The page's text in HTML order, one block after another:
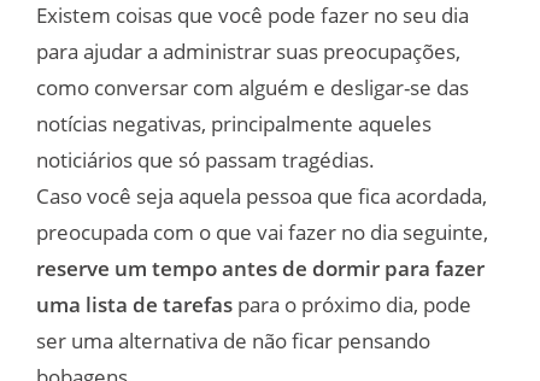
Existem coisas que você pode fazer no seu dia
para ajudar a administrar suas preocupações,
como conversar com alguém e desligar-se das
notícias negativas, principalmente aqueles
noticiários que só passam tragédias.
Caso você seja aquela pessoa que fica acordada,
preocupada com o que vai fazer no dia seguinte,
reserve um tempo antes de dormir para fazer
uma lista de tarefas para o próximo dia, pode
ser uma alternativa de não ficar pensando